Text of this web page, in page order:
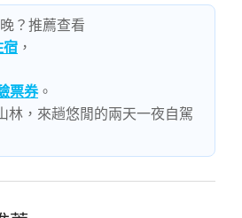
？推薦查看
，
票券。
林，來趟悠閒的兩天一夜自駕